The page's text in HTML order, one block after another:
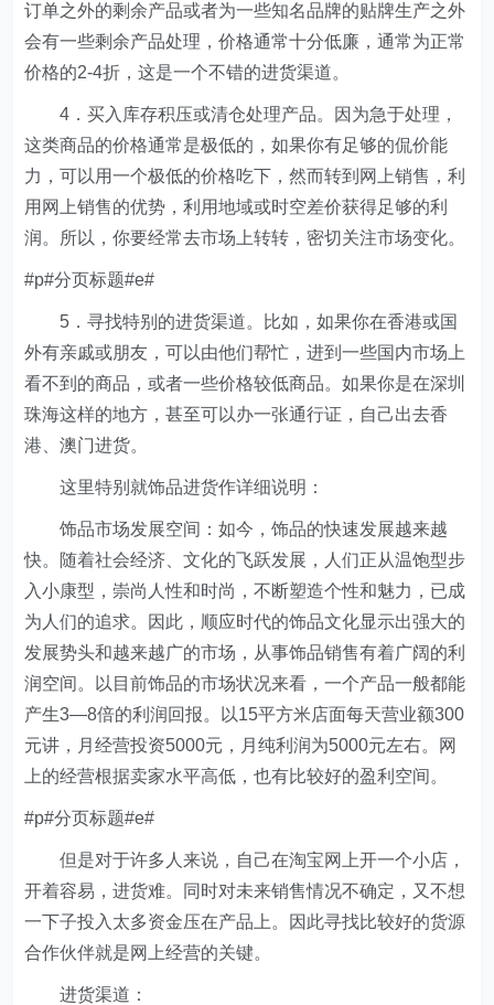
订单之外的剩余产品或者为一些知名品牌的贴牌生产之外
会有一些剩余产品处理，价格通常十分低廉，通常为正常
价格的2-4折，这是一个不错的进货渠道。
4．买入库存积压或清仓处理产品。因为急于处理，
这类商品的价格通常是极低的，如果你有足够的侃价能
力，可以用一个极低的价格吃下，然而转到网上销售，利
用网上销售的优势，利用地域或时空差价获得足够的利
润。所以，你要经常去市场上转转，密切关注市场变化。
#p#分页标题#e#
5．寻找特别的进货渠道。比如，如果你在香港或国
外有亲戚或朋友，可以由他们帮忙，进到一些国内市场上
看不到的商品，或者一些价格较低商品。如果你是在深圳
珠海这样的地方，甚至可以办一张通行证，自己出去香
港、澳门进货。
这里特别就饰品进货作详细说明：
饰品市场发展空间：如今，饰品的快速发展越来越
快。随着社会经济、文化的飞跃发展，人们正从温饱型步
入小康型，崇尚人性和时尚，不断塑造个性和魅力，已成
为人们的追求。因此，顺应时代的饰品文化显示出强大的
发展势头和越来越广的市场，从事饰品销售有着广阔的利
润空间。以目前饰品的市场状况来看，一个产品一般都能
产生3—8倍的利润回报。以15平方米店面每天营业额300
元讲，月经营投资5000元，月纯利润为5000元左右。网
上的经营根据卖家水平高低，也有比较好的盈利空间。
#p#分页标题#e#
但是对于许多人来说，自己在淘宝网上开一个小店，
开着容易，进货难。同时对未来销售情况不确定，又不想
一下子投入太多资金压在产品上。因此寻找比较好的货源
合作伙伴就是网上经营的关键。
进货渠道：